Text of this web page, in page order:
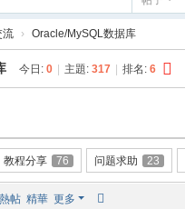
流 › Oracle/MySQL数据库
今日:0 主題:317 排名:6
教程分享 76 问题求助 23
熱帖 精華 更多